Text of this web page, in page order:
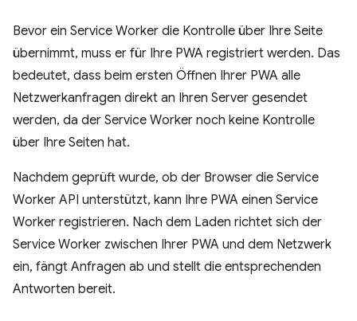
Bevor ein Service Worker die Kontrolle über Ihre Seite
übernimmt, muss er für Ihre PWA registriert werden. Das
bedeutet, dass beim ersten Öffnen Ihrer PWA alle
Netzwerkanfragen direkt an Ihren Server gesendet
werden, da der Service Worker noch keine Kontrolle
über Ihre Seiten hat.
Nachdem geprüft wurde, ob der Browser die Service
Worker API unterstützt, kann Ihre PWA einen Service
Worker registrieren. Nach dem Laden richtet sich der
Service Worker zwischen Ihrer PWA und dem Netzwerk
ein, fängt Anfragen ab und stellt die entsprechenden
Antworten bereit.